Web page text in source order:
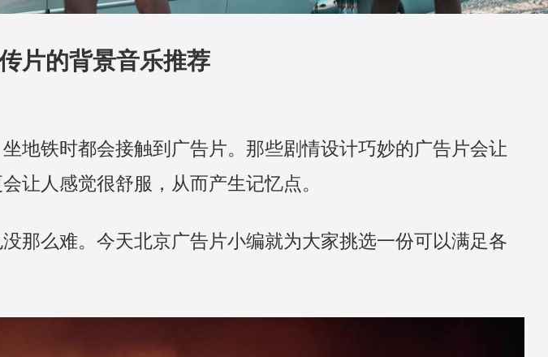
片的背景音乐推荐
地铁时都会接触到广告片。那些剧情设计巧妙的广告片会让
让人感觉很舒服，从而产生记忆点。
那么难。今天北京广告片小编就为大家挑选一份可以满足各